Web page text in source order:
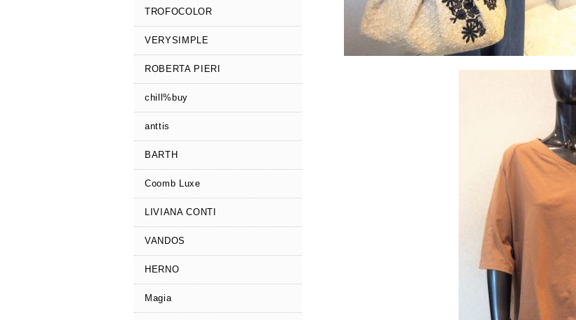
TROFOCOLOR
VERYSIMPLE
ROBERTA PIERI
chill%buy
anttis
BARTH
Coomb Luxe
LIVIANA CONTI
VANDOS
HERNO
Magia